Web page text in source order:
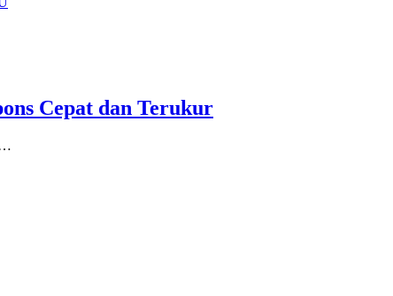
Cepat dan Terukur
…